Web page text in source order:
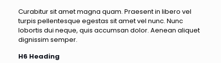
Curabitur sit amet magna quam. Praesent in libero vel
turpis pellentesque egestas sit amet vel nunc. Nunc
lobortis dui neque, quis accumsan dolor. Aenean aliquet
dignissim semper.
H6 Heading